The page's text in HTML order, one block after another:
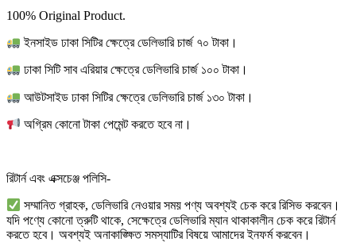
100% Original Product.
ইনসাইড ঢাকা সিটির ক্ষেত্রে ডেলিভারি চার্জ ৭০ টাকা।
ঢাকা সিটি সাব এরিয়ার ক্ষেত্রে ডেলিভারি চার্জ ১০০ টাকা।
আউটসাইড ঢাকা সিটির ক্ষেত্রে ডেলিভারি চার্জ ১৩০ টাকা।
অগ্রিম কোনো টাকা পেমেন্ট করতে হবে না।
রিটার্ন এবং এক্সচেঞ্জ পলিসি-
সম্মানিত গ্রাহক, ডেলিভারি নেওয়ার সময় পণ্য অবশ্যই চেক করে রিসিভ করবেন।
যদি পণ্যে কোনো ত্রুটি থাকে, সেক্ষেত্রে ডেলিভারি ম্যান থাকাকালীন চেক করে রিটার্ন
করতে হবে। অবশ্যই অনাকাঙ্ক্ষিত সমস্যাটির বিষয়ে আমাদের ইনফর্ম করবেন।